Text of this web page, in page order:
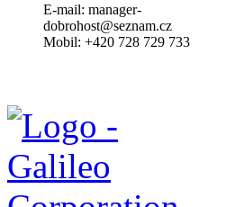
E-mail: manager-
dobrohost@seznam.cz
Mobil: +420 728 729 733